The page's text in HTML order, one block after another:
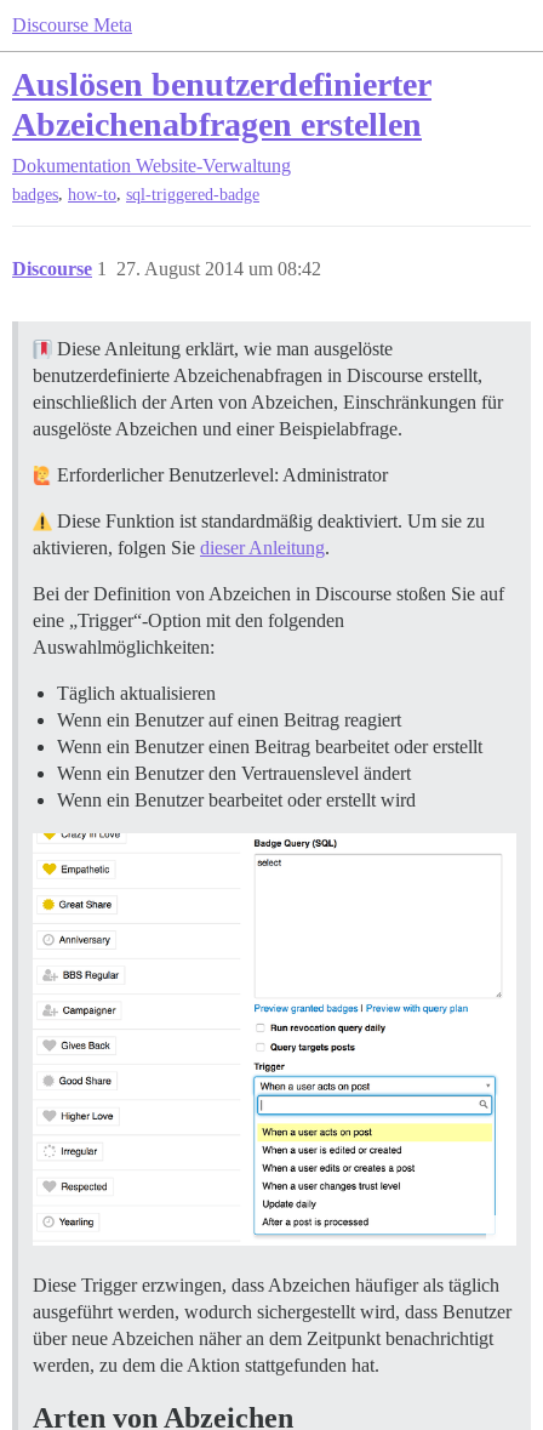
Discourse Meta
Auslösen benutzerdefinierter
Abzeichenabfragen erstellen
Dokumentation Website-Verwaltung
badges, how-to, sql-triggered-badge
Discourse 27. August 2014 um 08:42
1
Diese Anleitung erklärt, wie man ausgelöste
benutzerdefinierte Abzeichenabfragen in Discourse erstellt,
einschließlich der Arten von Abzeichen, Einschränkungen für
ausgelöste Abzeichen und einer Beispielabfrage.
Erforderlicher Benutzerlevel: Administrator
Diese Funktion ist standardmäßig deaktiviert. Um sie zu
aktivieren, folgen Sie dieser Anleitung.
Bei der Definition von Abzeichen in Discourse stoßen Sie auf
eine „Trigger“-Option mit den folgenden
Auswahlmöglichkeiten:
Täglich aktualisieren
Wenn ein Benutzer auf einen Beitrag reagiert
Wenn ein Benutzer einen Beitrag bearbeitet oder erstellt
Wenn ein Benutzer den Vertrauenslevel ändert
Wenn ein Benutzer bearbeitet oder erstellt wird
Diese Trigger erzwingen, dass Abzeichen häufiger als täglich
ausgeführt werden, wodurch sichergestellt wird, dass Benutzer
über neue Abzeichen näher an dem Zeitpunkt benachrichtigt
werden, zu dem die Aktion stattgefunden hat.
Arten von Abzeichen